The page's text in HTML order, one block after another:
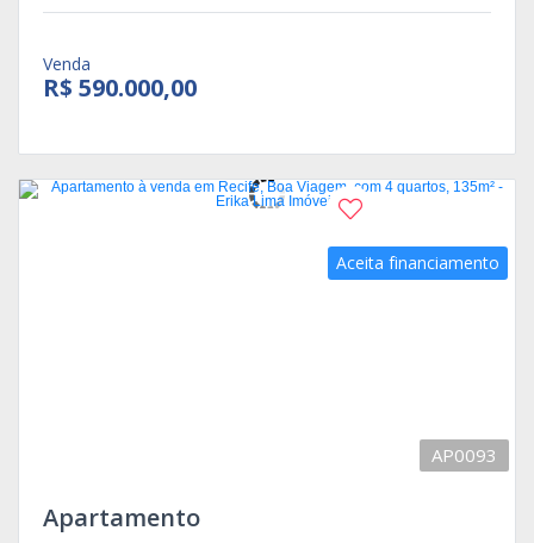
Venda
R$ 590.000,00
Aceita financiamento
AP0093
Apartamento